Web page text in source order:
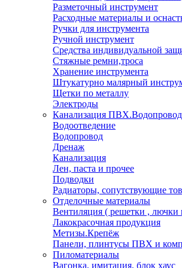
Разметочный инструмент
Расходные материалы и
Ручки для инструмента
Ручной инструмент
Средства индивидуальной
Стяжные ремни,троса
Хранение инструмента
Штукатурно малярный
Щетки по металлу
Электроды
Канализация
Водоотведение
Водопровод
Дренаж
Канализация
Лен, паста и прочее
Подводки
Радиаторы, сопутствующие
Отделочные материалы
Вентиляция ( решетки , лючки
Лакокрасочная продукция
Метизы.Крепёж
Панели, плинтусы ПВХ и
Пиломатериалы
Вагонка, имитация, блок хаус